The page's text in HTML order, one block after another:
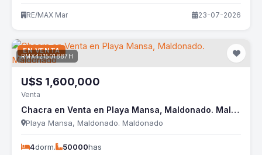
RE/MAX Mar 23-07-2026
EN VENTA
RMX421501887H
U$S 1,600,000
Venta
Chacra en Venta en Playa Mansa, Maldonado. Maldonado
Playa Mansa, Maldonado. Maldonado
4dorm. 50000has